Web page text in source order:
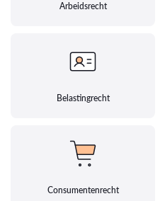
Arbeidsrecht
Belastingrecht
Consumentenrecht